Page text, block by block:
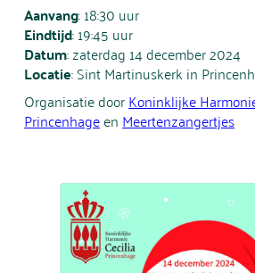
Aanvang: 18:30 uur
Eindtijd: 19:45 uur
Datum: zaterdag 14 december 2024
Locatie: Sint Martinuskerk in
Organisatie doorKoninklijke
PrincenhageenMeertenzangertjes